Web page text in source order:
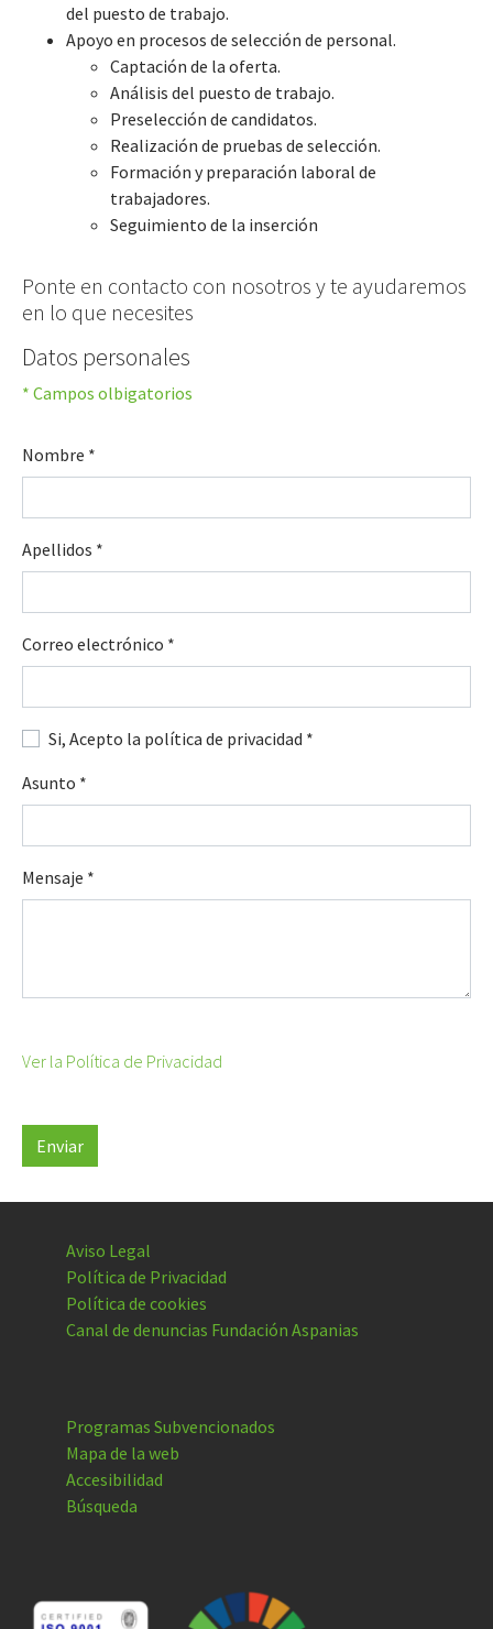
del puesto de trabajo.
Apoyo en procesos de selección de personal.
Captación de la oferta.
Análisis del puesto de trabajo.
Preselección de candidatos.
Realización de pruebas de selección.
Formación y preparación laboral de
trabajadores.
Seguimiento de la inserción
Ponte en contacto con nosotros y te ayudaremos
en lo que necesites
Datos personales
* Campos olbigatorios
Nombre *
Apellidos *
Correo electrónico *
Si, Acepto la política de privacidad *
Asunto *
Mensaje *
Ver la Política de Privacidad
Enviar
Aviso Legal
Política de Privacidad
Política de cookies
Canal de denuncias Fundación Aspanias
Programas Subvencionados
Mapa de la web
Accesibilidad
Búsqueda